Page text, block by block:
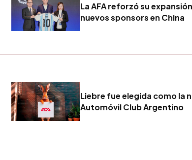
La AFA reforzó su
nuevos sponsors en China
Liebre fue elegida como la
Automóvil Club Argentino